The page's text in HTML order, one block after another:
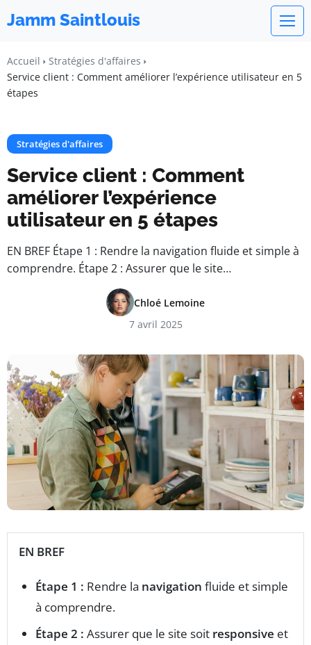
Jamm Saintlouis
Accueil
Stratégies d'affaires
Service client : Comment améliorer l’expérience utilisateur en 5
étapes
Stratégies d'affaires
Service client : Comment
améliorer l’expérience
utilisateur en 5 étapes
EN BREF Étape 1 : Rendre la navigation fluide et simple à
comprendre. Étape 2 : Assurer que le site…
Chloé Lemoine
7 avril 2025
EN BREF
Étape 1 : Rendre la navigation fluide et simple
à comprendre.
Étape 2 : Assurer que le site soit responsive et